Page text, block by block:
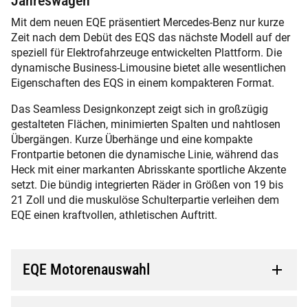
Mit dem neuen EQE präsentiert Mercedes-Benz nur kurze
Zeit nach dem Debüt des EQS das nächste Modell auf der
speziell für Elektrofahrzeuge entwickelten Plattform. Die
dynamische Business-Limousine bietet alle wesentlichen
Eigenschaften des EQS in einem kompakteren Format.
Das Seamless Designkonzept zeigt sich in großzügig
gestalteten Flächen, minimierten Spalten und nahtlosen
Übergängen. Kurze Überhänge und eine kompakte
Frontpartie betonen die dynamische Linie, während das
Heck mit einer markanten Abrisskante sportliche Akzente
setzt. Die bündig integrierten Räder in Größen von 19 bis
21 Zoll und die muskulöse Schulterpartie verleihen dem
EQE einen kraftvollen, athletischen Auftritt.
EQE Motorenauswahl